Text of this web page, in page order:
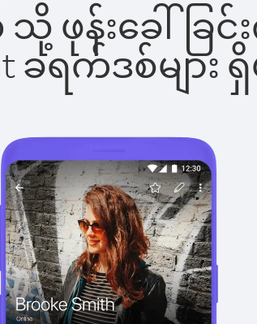
လ် သို့ ဖုန်းခေါ်
ခရက်ဒစ်မျာ